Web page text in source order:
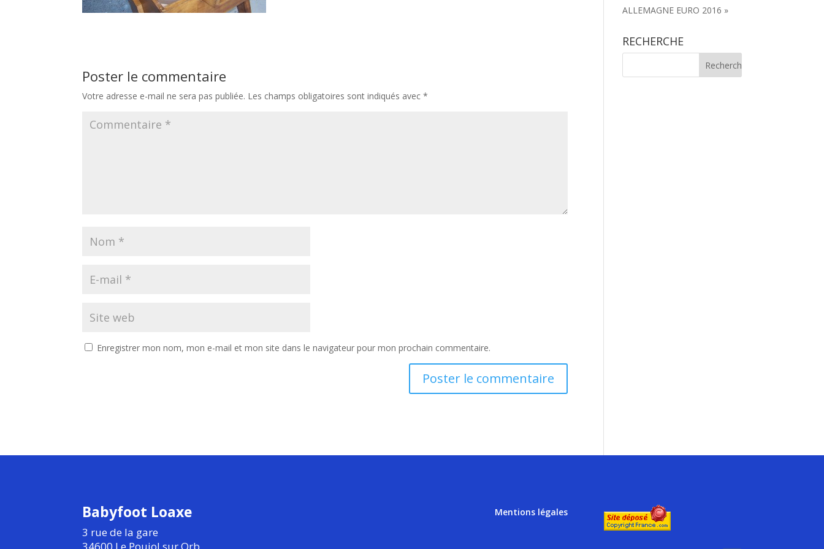
Poster le commentaire
Votre adresse e-mail ne sera pas publiée. Les champs obligatoires sont indiqués avec*
Enregistrer mon nom, mon e-mail et mon site dans le navigateur pour mon prochain commentaire.
ALLEMAGNE EURO 2016 »
RECHERCHE
Babyfoot Loaxe
3 rue de la gare
34600 Le Poujol sur Orb
Mentions légales